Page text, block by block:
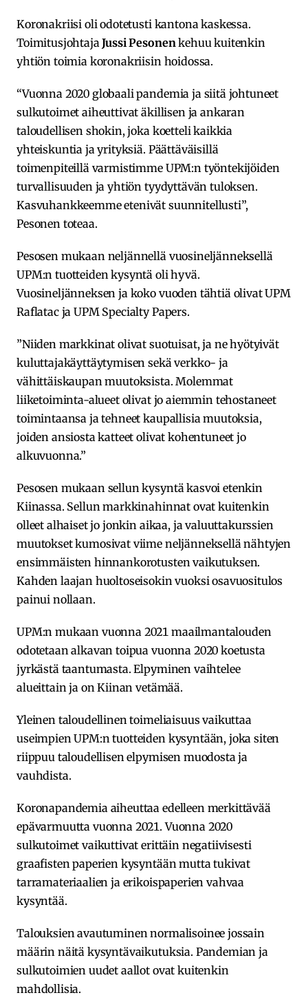
Koronakriisi oli odotetusti kantona kaskessa.
ToimitusjohtajaJussi Pesonenkehuu kuitenkin
yhtiön toimia koronakriisin hoidossa.
“Vuonna 2020 globaali pandemia ja siitä johtuneet
sulkutoimet aiheuttivat äkillisen ja ankaran
taloudellisen shokin, joka koetteli kaikkia
yhteiskuntia ja yrityksiä. Päättäväisillä
toimenpiteillä varmistimme UPM:n työntekijöiden
turvallisuuden ja yhtiön tyydyttävän tuloksen.
Kasvuhankkeemme etenivät suunnitellusti”,
Pesonen toteaa.
Pesosen mukaan neljännellä vuosineljänneksellä
UPM:n tuotteiden kysyntä oli hyvä.
Vuosineljänneksen ja koko vuoden tähtiä olivat UPM
Raflatac ja UPM Specialty Papers.
”Niiden markkinat olivat suotuisat, ja ne hyötyivät
kuluttajakäyttäytymisen sekä verkko- ja
vähittäiskaupan muutoksista. Molemmat
liiketoiminta-alueet olivat jo aiemmin tehostaneet
toimintaansa ja tehneet kaupallisia muutoksia,
joiden ansiosta katteet olivat kohentuneet jo
alkuvuonna.”
Pesosen mukaan sellun kysyntä kasvoi etenkin
Kiinassa. Sellun markkinahinnat ovat kuitenkin
olleet alhaiset jo jonkin aikaa, ja valuuttakurssien
muutokset kumosivat viime neljänneksellä nähtyjen
ensimmäisten hinnankorotusten vaikutuksen.
Kahden laajan huoltoseisokin vuoksi osavuositulos
painui nollaan.
UPM:n mukaan vuonna 2021 maailmantalouden
odotetaan alkavan toipua vuonna 2020 koetusta
jyrkästä taantumasta. Elpyminen vaihtelee
alueittain ja on Kiinan vetämää.
Yleinen taloudellinen toimeliaisuus vaikuttaa
useimpien UPM:n tuotteiden kysyntään, joka siten
riippuu taloudellisen elpymisen muodosta ja
vauhdista.
Koronapandemia aiheuttaa edelleen merkittävää
epävarmuutta vuonna 2021. Vuonna 2020
sulkutoimet vaikuttivat erittäin negatiivisesti
graafisten paperien kysyntään mutta tukivat
tarramateriaalien ja erikoispaperien vahvaa
kysyntää.
Talouksien avautuminen normalisoinee jossain
määrin näitä kysyntävaikutuksia. Pandemian ja
sulkutoimien uudet aallot ovat kuitenkin
mahdollisia.